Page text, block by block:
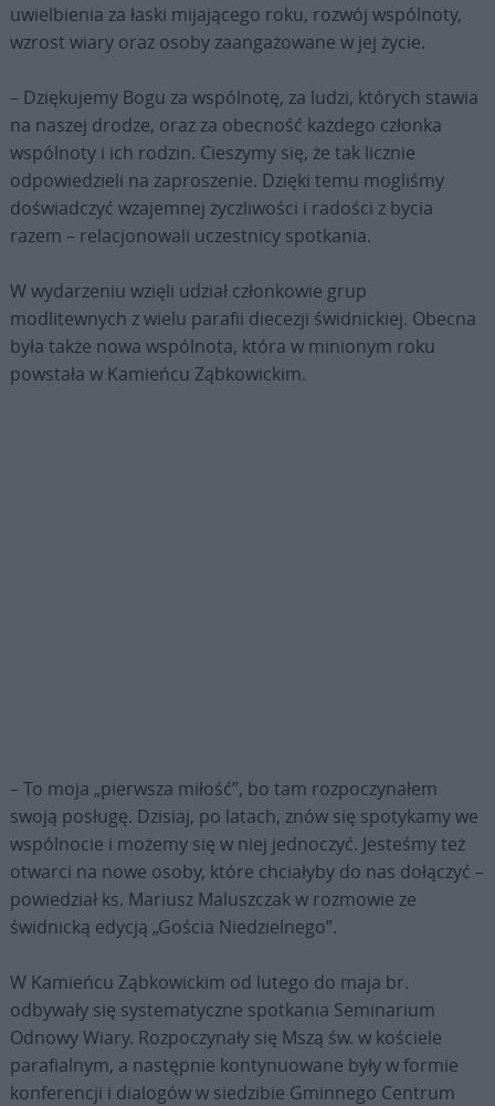
uwielbienia za łaski mijającego roku, rozwój wspólnoty,
wzrost wiary oraz osoby zaangażowane w jej życie.
– Dziękujemy Bogu za wspólnotę, za ludzi, których stawia
na naszej drodze, oraz za obecność każdego członka
wspólnoty i ich rodzin. Cieszymy się, że tak licznie
odpowiedzieli na zaproszenie. Dzięki temu mogliśmy
doświadczyć wzajemnej życzliwości i radości z bycia
razem – relacjonowali uczestnicy spotkania.
W wydarzeniu wzięli udział członkowie grup
modlitewnych z wielu parafii diecezji świdnickiej. Obecna
była także nowa wspólnota, która w minionym roku
powstała w Kamieńcu Ząbkowickim.
– To moja „pierwsza miłość”, bo tam rozpoczynałem
swoją posługę. Dzisiaj, po latach, znów się spotykamy we
wspólnocie i możemy się w niej jednoczyć. Jesteśmy też
otwarci na nowe osoby, które chciałyby do nas dołączyć –
powiedział ks. Mariusz Maluszczak w rozmowie ze
świdnicką edycją „Gościa Niedzielnego”.
W Kamieńcu Ząbkowickim od lutego do maja br.
odbywały się systematyczne spotkania Seminarium
Odnowy Wiary. Rozpoczynały się Mszą św. w kościele
parafialnym, a następnie kontynuowane były w formie
konferencji i dialogów w siedzibie Gminnego Centrum